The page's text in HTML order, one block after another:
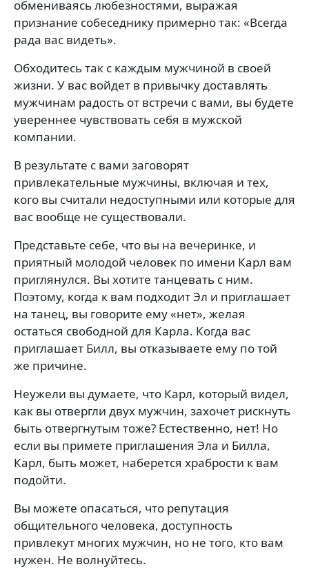
обмениваясь любезностями, выражая
признание собеседнику примерно так: «Всегда
рада вас видеть».
Обходитесь так с каждым мужчиной в своей
жизни. У вас войдет в привычку доставлять
мужчинам радость от встречи с вами, вы будете
увереннее чувствовать себя в мужской
компании.
В результате с вами заговорят
привлекательные мужчины, включая и тех,
кого вы считали недоступными или которые для
вас вообще не существовали.
Представьте себе, что вы на вечеринке, и
приятный молодой человек по имени Карл вам
приглянулся. Вы хотите танцевать с ним.
Поэтому, когда к вам подходит Эл и приглашает
на танец, вы говорите ему «нет», желая
остаться свободной для Карла. Когда вас
приглашает Билл, вы отказываете ему по той
же причине.
Неужели вы думаете, что Карл, который видел,
как вы отвергли двух мужчин, захочет рискнуть
быть отвергнутым тоже? Естественно, нет! Но
если вы примете приглашения Эла и Билла,
Карл, быть может, наберется храбрости к вам
подойти.
Вы можете опасаться, что репутация
общительного человека, доступность
привлекут многих мужчин, но не того, кто вам
нужен. Не волнуйтесь.